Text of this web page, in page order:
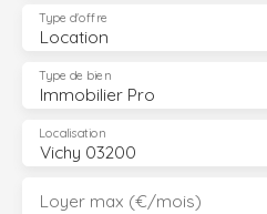
Location
Type d'offre
Immobilier Pro
Type de bien
Vichy 03200
Localisation
Loyer max (€/mois)